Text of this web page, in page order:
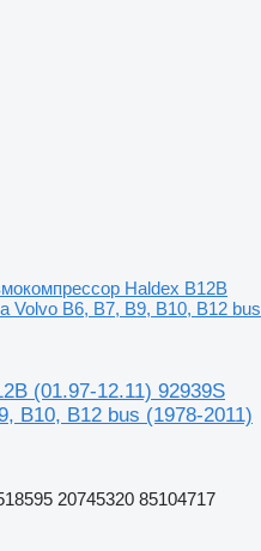
Haldex B12B
Volvo B6, B7, B9, B10, B12 bus
(01.97-12.11) 92939S
B10, B12 bus (1978-2011)
20745320 85104717